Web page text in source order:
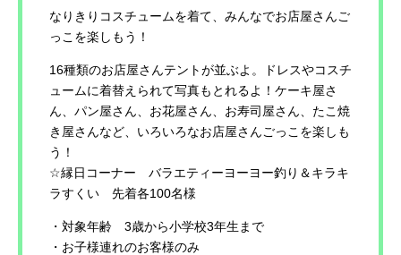
なりきりコスチュームを着て、みんなでお店屋さんご
っこを楽しもう！
16種類のお店屋さんテントが並ぶよ。ドレスやコスチ
ュームに着替えられて写真もとれるよ！ケーキ屋さ
ん、パン屋さん、お花屋さん、お寿司屋さん、たこ焼
き屋さんなど、いろいろなお店屋さんごっこを楽しも
う！
☆縁日コーナー バラエティーヨーヨー釣り＆キラキ
ラすくい 先着各100名様
・対象年齢 3歳から小学校3年生まで
・お子様連れのお客様のみ